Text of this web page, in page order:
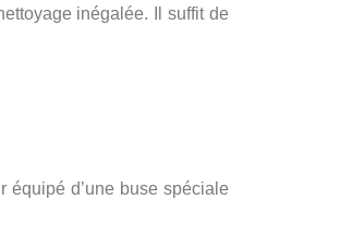
inégalée. Il suffit de
équipé d’une buse spéciale